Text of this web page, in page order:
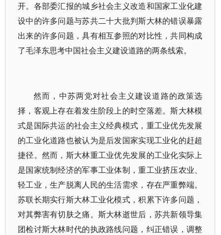
开。各部委汇报的城乡社会主义改造和国家工业化建
设中的许多问题与苏共二十大批判斯大林的错误暴露
出来的许多问题，具有相互参照的对比性，共同构成
了毛泽东思考中国社会主义建设道路的两条线索。
然而，中苏两党对社会主义建设道路的政策选
择，客观上存在着发生阶段上的时空落差。斯大林模
式是国际共运的社会主义经典模式，重工业优先发展
的工业化道路也被认为是后发国家实现工业化的赶超
捷径。然而，斯大林重工业优先发展的工业化实际上
是国家统制经济的军事工业体制，重工业挤压农业、
轻工业，生产脱离人民的生活需求，存在严重弊端。
苏联长期实行斯大林工业化模式，积累下许多问题，
对其弊害有切肤之痛。斯大林逝世后，苏共新领导集
团检讨斯大林时代的执政路线问题，纠正错误，调整